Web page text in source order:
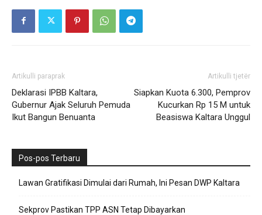
Artikulli paraprak
Deklarasi IPBB Kaltara,
Gubernur Ajak Seluruh Pemuda
Ikut Bangun Benuanta
Artikulli tjetër
Siapkan Kuota 6.300, Pemprov
Kucurkan Rp 15 M untuk
Beasiswa Kaltara Unggul
Pos-pos Terbaru
Lawan Gratifikasi Dimulai dari Rumah, Ini Pesan DWP Kaltara
Sekprov Pastikan TPP ASN Tetap Dibayarkan